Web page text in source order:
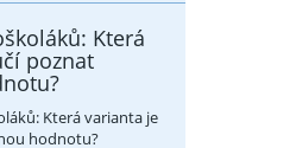
Která
poznat